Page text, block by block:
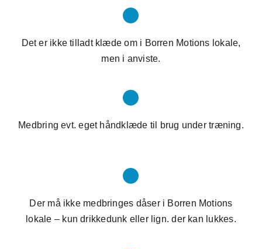
Det er ikke tilladt klæde om i Borren Motions lokale,
men i anviste.
Medbring evt. eget håndklæde til brug under træning.
Der må ikke medbringes dåser i Borren Motions
lokale – kun drikkedunk eller lign. der kan lukkes.